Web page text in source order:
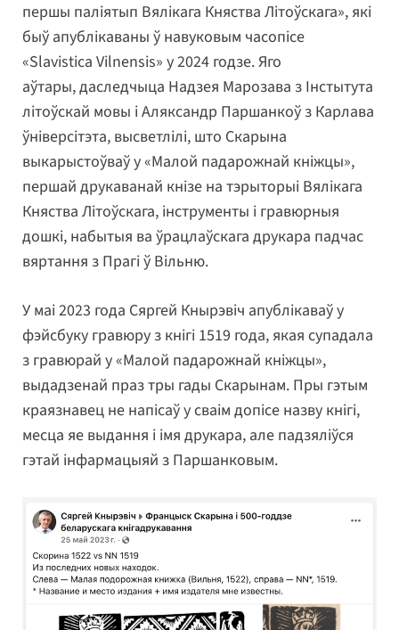
першы паліятып Вялікага Княства Літоўскага», які
быў апублікаваны ў навуковым часопісе
«Slavistica Vilnensis» у 2024 годзе. Яго
аўтары, даследчыца Надзея Марозава з Інстытута
літоўскай мовы і Аляксандр Паршанкоў з Карлава
ўніверсітэта, высветлілі, што Скарына
выкарыстоўваў у «Малой падарожнай кніжцы»,
першай друкаванай кнізе на тэрыторыі Вялікага
Княства Літоўскага, інструменты і гравюрныя
дошкі, набытыя ва ўрацлаўскага друкара падчас
вяртання з Прагі ў Вільню.
У маі 2023 года Сяргей Кнырэвіч апублікаваў у
фэйсбуку гравюру з кнігі 1519 года, якая супадала
з гравюрай у «Малой падарожнай кніжцы»,
выдадзенай праз тры гады Скарынам. Пры гэтым
краязнавец не напісаў у сваім допісе назву кнігі,
месца яе выдання і імя друкара, але падзяліўся
гэтай інфармацыяй з Паршанковым.